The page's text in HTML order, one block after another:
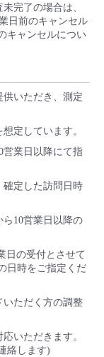
完了の場合は、
日前のキャンセル
キャンセルについ
いただき、測定
定しています。
営業日以降にて指
確定した訪問日時
10営業日以降の
日の受付とさせて
日時をご指定くだ
いただく方の調整
いただきます。
絡します)